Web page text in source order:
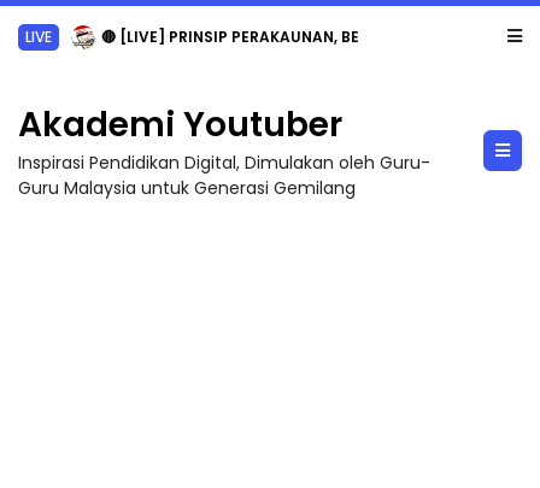
LIVE 🔴 [LIVE] PRINSIP PERAKAUNAN, BEDAH TUNTAS SOALAN 1 TRIAL OLEH CIKGU ...
Akademi Youtuber
Inspirasi Pendidikan Digital, Dimulakan oleh Guru-
Guru Malaysia untuk Generasi Gemilang